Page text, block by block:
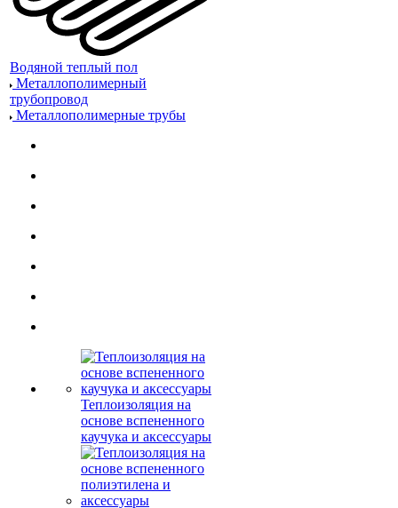
Водяной теплый пол
Металлополимерный
трубопровод
Металлополимерные трубы
Теплоизоляция на
основе вспененного
каучука и аксессуары